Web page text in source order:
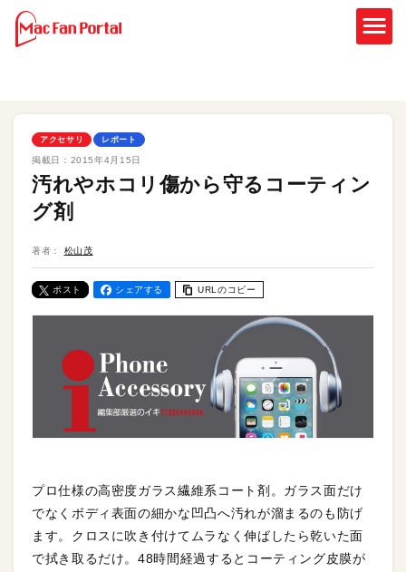
アクセサリ レポート
掲載日： 2015年4月15日
汚れやホコリ傷から守るコーティン
グ剤
著者： 松山茂
ポスト シェアする URLのコピー
プロ仕様の高密度ガラス繊維系コート剤。ガラス面だけ
でなくボディ表面の細かな凹凸へ汚れが溜まるのも防げ
ます。クロスに吹き付けてムラなく伸ばしたら乾いた面
で拭き取るだけ。48時間経過するとコーティング皮膜が